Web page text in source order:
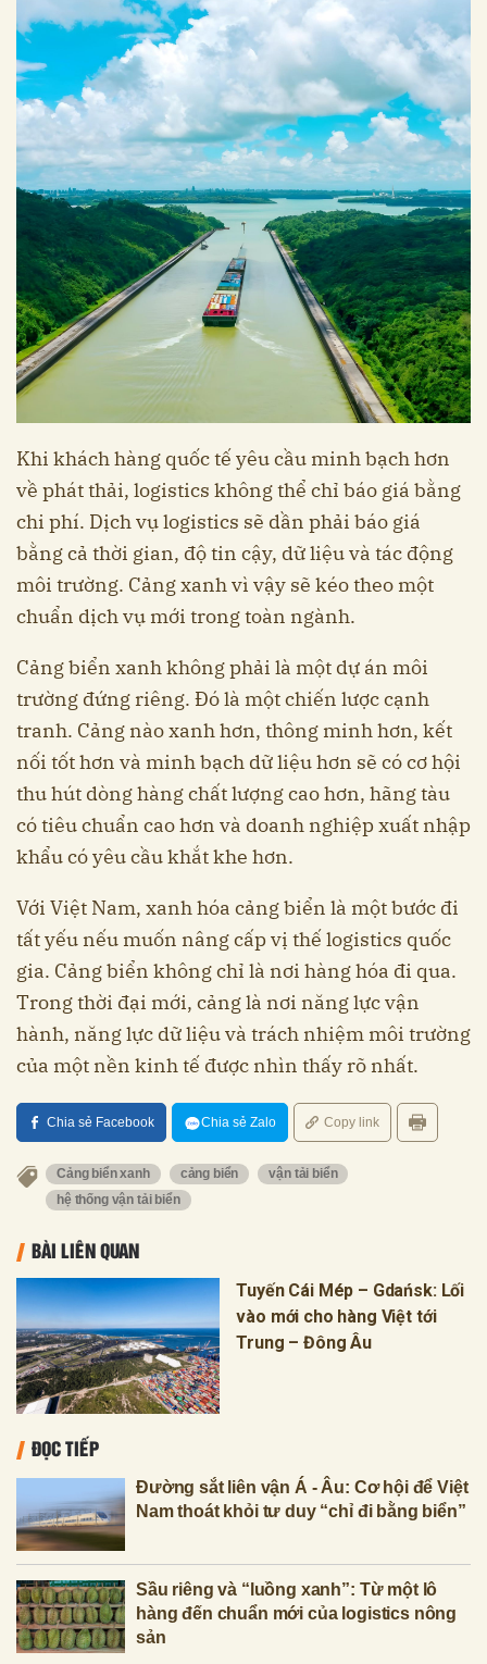
Khi khách hàng quốc tế yêu cầu minh bạch hơn
về phát thải, logistics không thể chỉ báo giá bằng
chi phí. Dịch vụ logistics sẽ dần phải báo giá
bằng cả thời gian, độ tin cậy, dữ liệu và tác động
môi trường. Cảng xanh vì vậy sẽ kéo theo một
chuẩn dịch vụ mới trong toàn ngành.
Cảng biển xanh không phải là một dự án môi
trường đứng riêng. Đó là một chiến lược cạnh
tranh. Cảng nào xanh hơn, thông minh hơn, kết
nối tốt hơn và minh bạch dữ liệu hơn sẽ có cơ hội
thu hút dòng hàng chất lượng cao hơn, hãng tàu
có tiêu chuẩn cao hơn và doanh nghiệp xuất nhập
khẩu có yêu cầu khắt khe hơn.
Với Việt Nam, xanh hóa cảng biển là một bước đi
tất yếu nếu muốn nâng cấp vị thế logistics quốc
gia. Cảng biển không chỉ là nơi hàng hóa đi qua.
Trong thời đại mới, cảng là nơi năng lực vận
hành, năng lực dữ liệu và trách nhiệm môi trường
của một nền kinh tế được nhìn thấy rõ nhất.
Chia sẻ Facebook Chia sẻ Zalo Copy link
Cảng biển xanh cảng biển
vận tải biển
hệ thống vận tải biển
BÀI LIÊN QUAN
Tuyến Cái Mép – Gdańsk: Lối
vào mới cho hàng Việt tới
Trung – Đông Âu
ĐỌC TIẾP
Đường sắt liên vận Á - Âu: Cơ hội để Việt
Nam thoát khỏi tư duy “chỉ đi bằng biển”
Sầu riêng và “luồng xanh”: Từ một lô
hàng đến chuẩn mới của logistics nông
sản